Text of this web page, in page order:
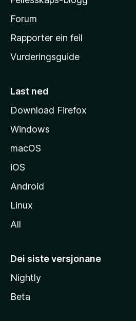
-
h
e
m
s
d
a
Forum
Rapporter ein feil
Vurderingsguide
Last ned
Download Firefox
Windows
macOS
iOS
Android
Linux
All
Dei siste versjonane
Nightly
Beta